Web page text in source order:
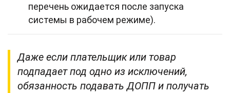
перечень ожидается после запуска
системы в рабочем режиме).
Даже если плательщик или товар
подпадает под одно из исключений,
обязанность подавать ДОПП и получать